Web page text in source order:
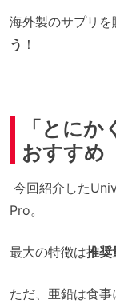
海外製のサプリを
う ！
「とに
おすすめ
今回紹介した
Pro。
最大の特徴は推奨
ただ、亜鉛は食